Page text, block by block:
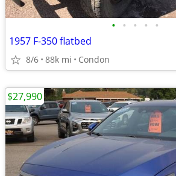
• • • • •
1957 F-350 flatbed
8/6 88k mi Condon
$27,990